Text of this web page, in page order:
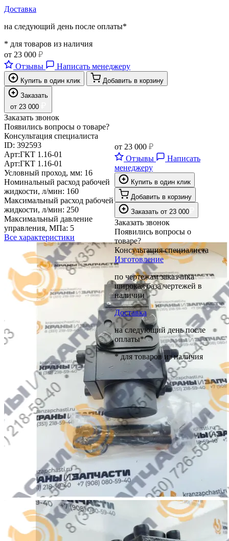
Доставка
на следующий день после оплаты*
* для товаров из наличия
от 23 000 ₽
Отзывы
Написать менеджеру
Купить в один клик
Добавить в корзину
Заказать
от 23 000
Заказать звонок
Появились вопросы о товаре?
Консультация специалиста
ID: 392593
Арт:ГКТ 1.16-01
Арт:ГКТ 1.16-01
Условный проход, мм: 16
Номинальный расход рабочей
жидкости, л/мин: 160
Максимальный расход рабочей
жидкости, л/мин: 250
Максимальный давление
управления, МПа: 5
Все характеристики
от 23 000 ₽
Отзывы
Написать
менеджеру
Купить в один клик
Добавить в корзину
Заказать от 23 000
Заказать звонок
Появились вопросы о
товаре?
Консультация специалиста
Изготовление
по чертежам заказчика
широкая база чертежей в
наличии
Доставка
на следующий день после
оплаты*
* для товаров из наличия